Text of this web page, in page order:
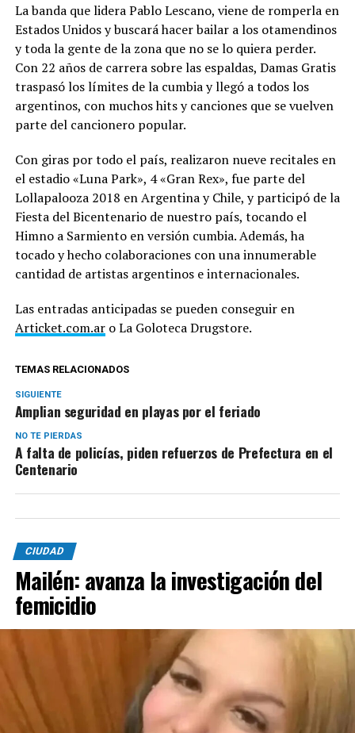
La banda que lidera Pablo Lescano, viene de romperla en
Estados Unidos y buscará hacer bailar a los otamendinos
y toda la gente de la zona que no se lo quiera perder.
Con 22 años de carrera sobre las espaldas, Damas Gratis
traspasó los límites de la cumbia y llegó a todos los
argentinos, con muchos hits y canciones que se vuelven
parte del cancionero popular.
Con giras por todo el país, realizaron nueve recitales en
el estadio «Luna Park», 4 «Gran Rex», fue parte del
Lollapalooza 2018 en Argentina y Chile, y participó de la
Fiesta del Bicentenario de nuestro país, tocando el
Himno a Sarmiento en versión cumbia. Además, ha
tocado y hecho colaboraciones con una innumerable
cantidad de artistas argentinos e internacionales.
Las entradas anticipadas se pueden conseguir en
Articket.com.aro La Goloteca Drugstore.
TEMAS RELACIONADOS
SIGUIENTE
Amplian seguridad en playas por el feriado
NO TE PIERDAS
A falta de policías, piden refuerzos de Prefectura en el
Centenario
CIUDAD
Mailén: avanza la investigación del
femicidio